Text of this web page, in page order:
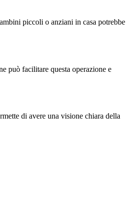
piccoli o anziani in casa potrebbe
può facilitare questa operazione e
di avere una visione chiara della